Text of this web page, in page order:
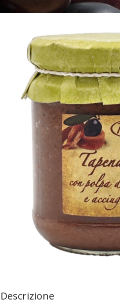
Descrizione